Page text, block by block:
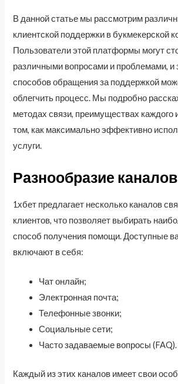
В данной статье мы рассмотрим
клиентской поддержки в букмекерской
Пользователи этой платформы могут
различными вопросами и проблемами, и
способов обращения за поддержкой
облегчить процесс. Мы подробно
методах связи, преимуществах каждого
том, как максимально эффективно
услуги.
Разнообразие
1хбет предлагает несколько каналов
клиентов, что позволяет выбирать
способ получения помощи. Доступные
включают в себя:
Чат онлайн;
Электронная почта;
Телефонные звонки;
Социальные сети;
Часто задаваемые вопросы (FAQ).
Каждый из этих каналов имеет свои